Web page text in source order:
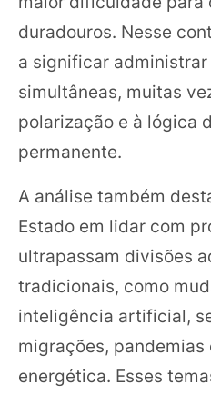
duradouros. Nesse
a significar administrar
simultâneas, muitas
polarização e à lógica
permanente.
A análise também
Estado em lidar com
ultrapassam divisões
tradicionais, como
inteligência artificial,
migrações, pandemias
energética. Esses